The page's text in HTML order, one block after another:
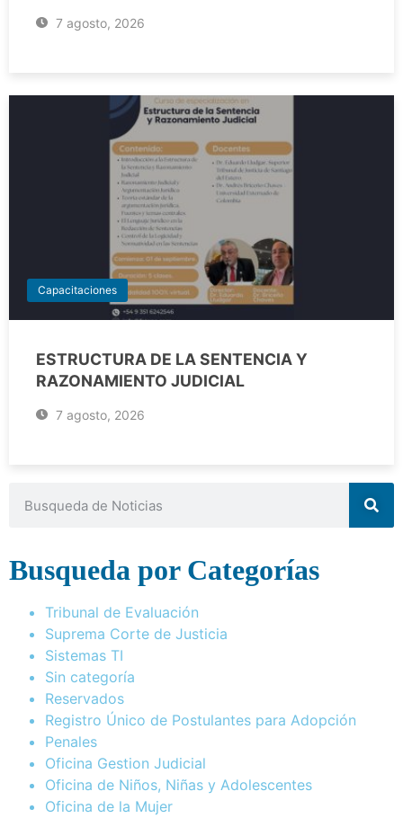
7 agosto, 2026
Capacitaciones
ESTRUCTURA DE LA SENTENCIA Y
RAZONAMIENTO JUDICIAL
7 agosto, 2026
Busqueda por Categorías
Tribunal de Evaluación
Suprema Corte de Justicia
Sistemas TI
Sin categoría
Reservados
Registro Único de Postulantes para Adopción
Penales
Oficina Gestion Judicial
Oficina de Niños, Niñas y Adolescentes
Oficina de la Mujer